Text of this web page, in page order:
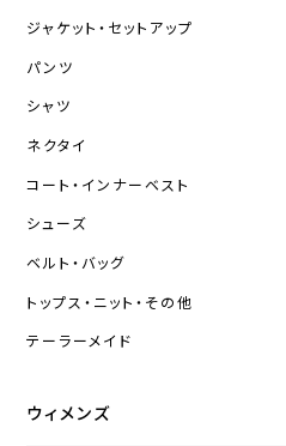
ジャケット・セットアップ
パンツ
シャツ
ネクタイ
コート・インナーベスト
シューズ
ベルト・バッグ
トップス・ニット・その他
テーラーメイド
ウィメンズ